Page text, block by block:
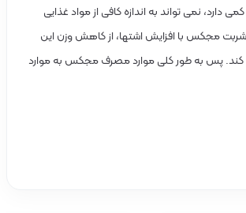
نمی تواند به اندازه کافی از مواد غذایی
مجکس با افزایش اشتها، از کاهش وزن این
پس به طور کلی موارد مصرف مجکس به موارد